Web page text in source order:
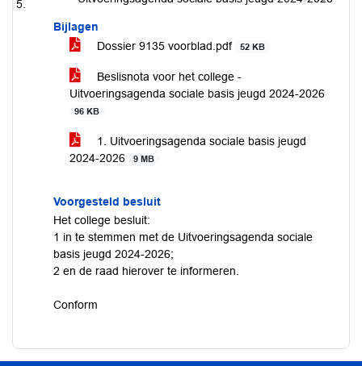
Bijlagen
Dossier 9135 voorblad.pdf
52 KB
Beslisnota voor het college -
Uitvoeringsagenda sociale basis jeugd 2024-2026
96 KB
1. Uitvoeringsagenda sociale basis jeugd
2024-2026
9 MB
Voorgesteld besluit
Het college besluit:
1 in te stemmen met de Uitvoeringsagenda sociale
basis jeugd 2024-2026;
2 en de raad hierover te informeren.
Conform